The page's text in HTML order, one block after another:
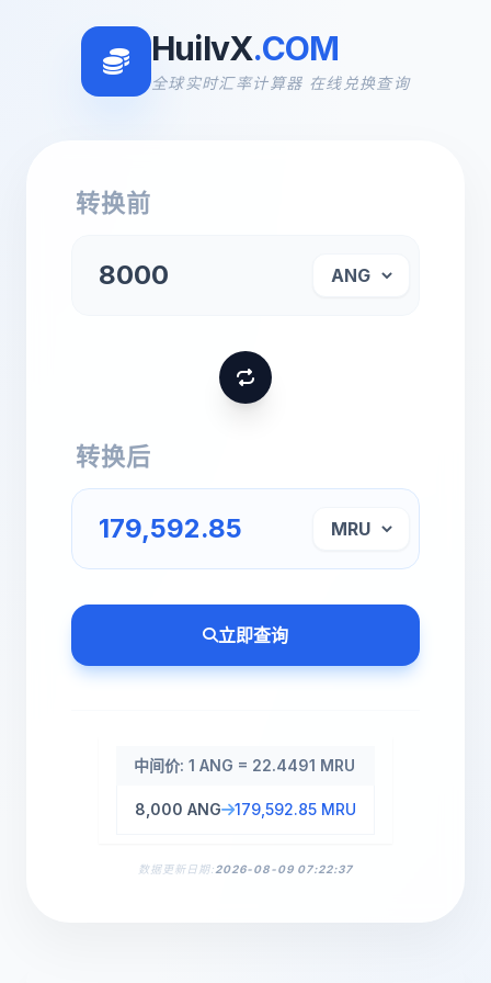
HuilvX.COM
全球实时汇率计算器 在线兑换查询
转换前
转换后
立即查询
中间价: 1 ANG = 22.4491 MRU
8,000 ANG 179,592.85 MRU
数据更新日期:2026-08-09 07:22:37